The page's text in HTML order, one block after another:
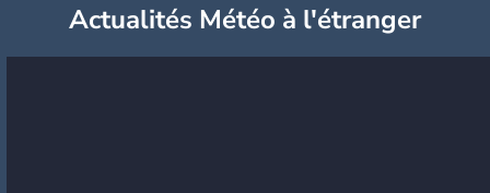
Actualités Météo à l'étranger